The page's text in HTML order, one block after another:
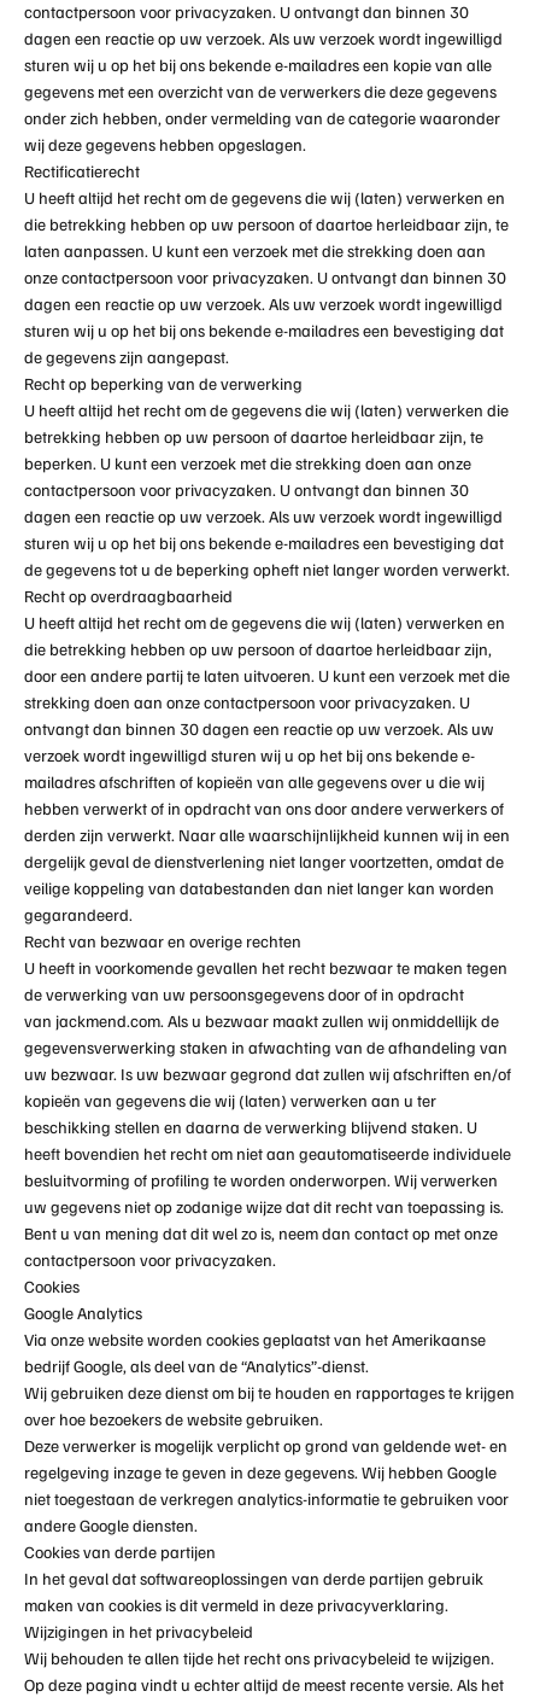
contactpersoon voor privacyzaken. U ontvangt dan binnen 30
dagen een reactie op uw verzoek. Als uw verzoek wordt ingewilligd
sturen wij u op het bij ons bekende e-mailadres een kopie van alle
gegevens met een overzicht van de verwerkers die deze gegevens
onder zich hebben, onder vermelding van de categorie waaronder
wij deze gegevens hebben opgeslagen.
Rectificatierecht
U heeft altijd het recht om de gegevens die wij (laten) verwerken en
die betrekking hebben op uw persoon of daartoe herleidbaar zijn, te
laten aanpassen. U kunt een verzoek met die strekking doen aan
onze contactpersoon voor privacyzaken. U ontvangt dan binnen 30
dagen een reactie op uw verzoek. Als uw verzoek wordt ingewilligd
sturen wij u op het bij ons bekende e-mailadres een bevestiging dat
de gegevens zijn aangepast.
Recht op beperking van de verwerking
U heeft altijd het recht om de gegevens die wij (laten) verwerken die
betrekking hebben op uw persoon of daartoe herleidbaar zijn, te
beperken. U kunt een verzoek met die strekking doen aan onze
contactpersoon voor privacyzaken. U ontvangt dan binnen 30
dagen een reactie op uw verzoek. Als uw verzoek wordt ingewilligd
sturen wij u op het bij ons bekende e-mailadres een bevestiging dat
de gegevens tot u de beperking opheft niet langer worden verwerkt.
Recht op overdraagbaarheid
U heeft altijd het recht om de gegevens die wij (laten) verwerken en
die betrekking hebben op uw persoon of daartoe herleidbaar zijn,
door een andere partij te laten uitvoeren. U kunt een verzoek met die
strekking doen aan onze contactpersoon voor privacyzaken. U
ontvangt dan binnen 30 dagen een reactie op uw verzoek. Als uw
verzoek wordt ingewilligd sturen wij u op het bij ons bekende e-
mailadres afschriften of kopieën van alle gegevens over u die wij
hebben verwerkt of in opdracht van ons door andere verwerkers of
derden zijn verwerkt. Naar alle waarschijnlijkheid kunnen wij in een
dergelijk geval de dienstverlening niet langer voortzetten, omdat de
veilige koppeling van databestanden dan niet langer kan worden
gegarandeerd.
Recht van bezwaar en overige rechten
U heeft in voorkomende gevallen het recht bezwaar te maken tegen
de verwerking van uw persoonsgegevens door of in opdracht
van jackmend.com. Als u bezwaar maakt zullen wij onmiddellijk de
gegevensverwerking staken in afwachting van de afhandeling van
uw bezwaar. Is uw bezwaar gegrond dat zullen wij afschriften en/of
kopieën van gegevens die wij (laten) verwerken aan u ter
beschikking stellen en daarna de verwerking blijvend staken. U
heeft bovendien het recht om niet aan geautomatiseerde individuele
besluitvorming of profiling te worden onderworpen. Wij verwerken
uw gegevens niet op zodanige wijze dat dit recht van toepassing is.
Bent u van mening dat dit wel zo is, neem dan contact op met onze
contactpersoon voor privacyzaken.
Cookies
Google Analytics
Via onze website worden cookies geplaatst van het Amerikaanse
bedrijf Google, als deel van de “Analytics”-dienst.
Wij gebruiken deze dienst om bij te houden en rapportages te krijgen
over hoe bezoekers de website gebruiken.
Deze verwerker is mogelijk verplicht op grond van geldende wet- en
regelgeving inzage te geven in deze gegevens. Wij hebben Google
niet toegestaan de verkregen analytics-informatie te gebruiken voor
andere Google diensten.
Cookies van derde partijen
In het geval dat softwareoplossingen van derde partijen gebruik
maken van cookies is dit vermeld in deze privacyverklaring.
Wijzigingen in het privacybeleid
Wij behouden te allen tijde het recht ons privacybeleid te wijzigen.
Op deze pagina vindt u echter altijd de meest recente versie. Als het